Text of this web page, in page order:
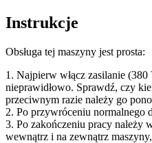
Instrukcje
Obsługa tej maszyny jest prosta:
1. Najpierw włącz zasilanie
nieprawidłowo. Sprawdź, czy
przeciwnym razie należy go
2. Po przywróceniu normalnego
3. Po zakończeniu pracy należy
wewnątrz i na zewnątrz